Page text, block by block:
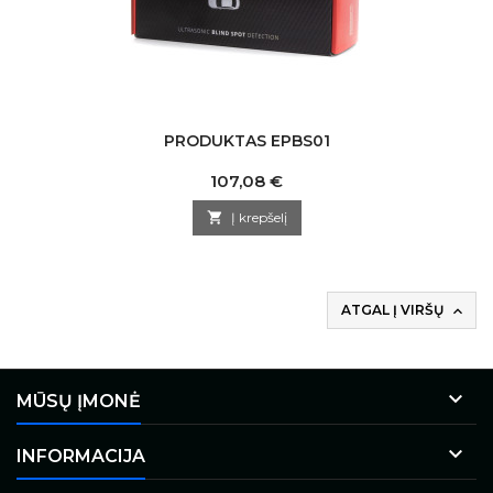
PRODUKTAS EPBS01
Kaina
107,08 €
 Į krepšelį
ATGAL Į VIRŠŲ 
MŪSŲ ĮMONĖ 
INFORMACIJA 